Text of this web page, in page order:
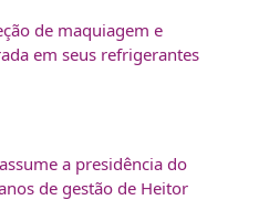
de maquiagem e
em seus refrigerantes
a presidência do
de gestão de Heitor